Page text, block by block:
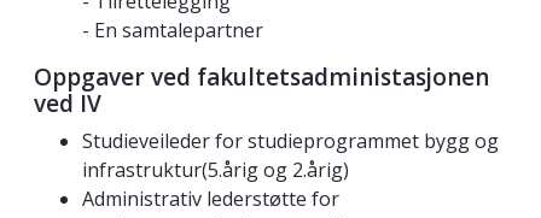
- En samtalepartner
Oppgaver ved fakultetsadministasjonen
ved IV
Studieveileder for studieprogrammet bygg og
infrastruktur(5.årig og 2.årig)
Administrativ lederstøtte for